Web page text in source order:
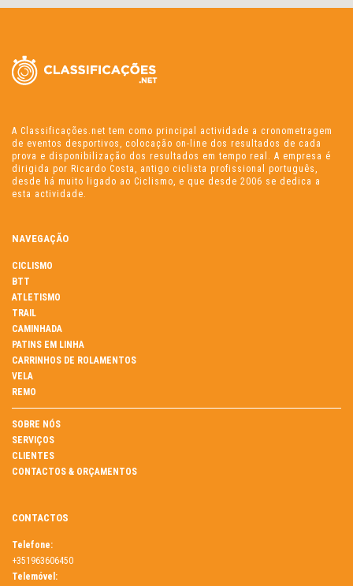
A Classificações.net tem como principal actividade a cronometragem
de eventos desportivos, colocação on-line dos resultados de cada
prova e disponibilização dos resultados em tempo real. A empresa é
dirigida por Ricardo Costa, antigo ciclista profissional português,
desde há muito ligado ao Ciclismo, e que desde 2006 se dedica a
esta actividade.
NAVEGAÇÃO
CICLISMO
BTT
ATLETISMO
TRAIL
CAMINHADA
PATINS EM LINHA
CARRINHOS DE ROLAMENTOS
VELA
REMO
SOBRE NÓS
SERVIÇOS
CLIENTES
CONTACTOS & ORÇAMENTOS
CONTACTOS
Telefone:
+351963606450
Telemóvel: